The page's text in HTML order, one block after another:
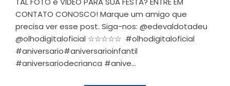
CONTATO CONOSCO! Marque um amigo que
precisa ver esse post. Siga-nos: @edevaldotadeu
@olhodigitaloficial ☆☆☆☆☆ #olhodigitaloficial
#aniversario#aniversarioinfantil
#aniversariodecrianca #anive...